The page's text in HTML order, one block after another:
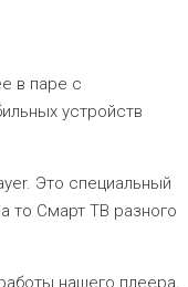
в паре с
устройств
Это специальный
то Смарт ТВ разного
нашего плеера.